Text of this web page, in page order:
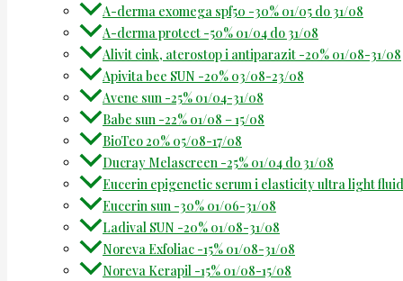
A-derma exomega spf50 -30% 01/05 do 31/08
A-derma protect -50% 01/04 do 31/08
Alivit cink, aterostop i antiparazit -20% 01/08-31/08
Apivita bee SUN -20% 03/08-23/08
Avene sun -25% 01/04-31/08
Babe sun -22% 01/08 – 15/08
BioTeo 20% 05/08-17/08
Ducray Melascreen -25% 01/04 do 31/08
Eucerin epigenetic serum i elasticity ultra light
Eucerin sun -30% 01/06-31/08
Ladival SUN -20% 01/08-31/08
Noreva Exfoliac -15% 01/08-31/08
Noreva Kerapil -15% 01/08-15/08